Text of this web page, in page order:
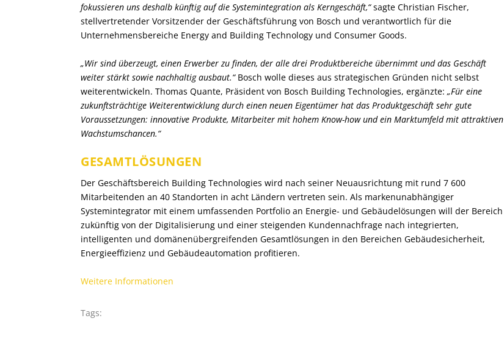
fokussieren uns deshalb künftig auf die Systemintegration als Kerngeschäft,“sagte Christian Fischer,
stellvertretender Vorsitzender der Geschäftsführung von Bosch und verantwortlich für die
Unternehmensbereiche Energy and Building Technology und Consumer Goods.
„Wir sind überzeugt, einen Erwerber zu finden, der alle drei Produktbereiche übernimmt und das Geschäft
weiter stärkt sowie nachhaltig ausbaut.“ Bosch wolle dieses aus strategischen Gründen nicht selbst
weiterentwickeln. Thomas Quante, Präsident von Bosch Building Technologies, ergänzte: „Für eine
zukunftsträchtige Weiterentwicklung durch einen neuen Eigentümer hat das Produktgeschäft sehr gute
Voraussetzungen: innovative Produkte, Mitarbeiter mit hohem Know-how und ein Marktumfeld mit attraktiven
Wachstumschancen.“
GESAMTLÖSUNGEN
Der Geschäftsbereich Building Technologies wird nach seiner Neuausrichtung mit rund 7 600
Mitarbeitenden an 40 Standorten in acht Ländern vertreten sein. Als markenunabhängiger
Systemintegrator mit einem umfassenden Portfolio an Energie- und Gebäudelösungen will der Bereich
zukünftig von der Digitalisierung und einer steigenden Kundennachfrage nach integrierten,
intelligenten und domänenübergreifenden Gesamtlösungen in den Bereichen Gebäudesicherheit,
Energieeffizienz und Gebäudeautomation profitieren.
Weitere Informationen
Tags: